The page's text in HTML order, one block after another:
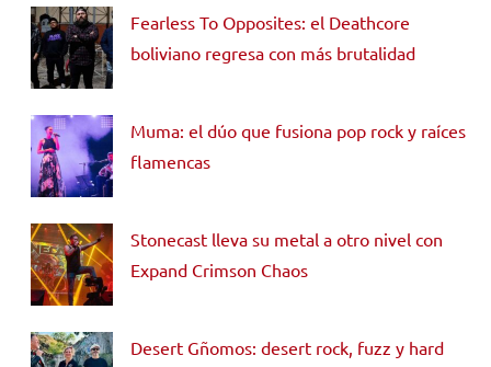
Fearless To Opposites: el Deathcore
boliviano regresa con más brutalidad
Muma: el dúo que fusiona pop rock y raíces
flamencas
Stonecast lleva su metal a otro nivel con
Expand Crimson Chaos
Desert Gñomos: desert rock, fuzz y hard